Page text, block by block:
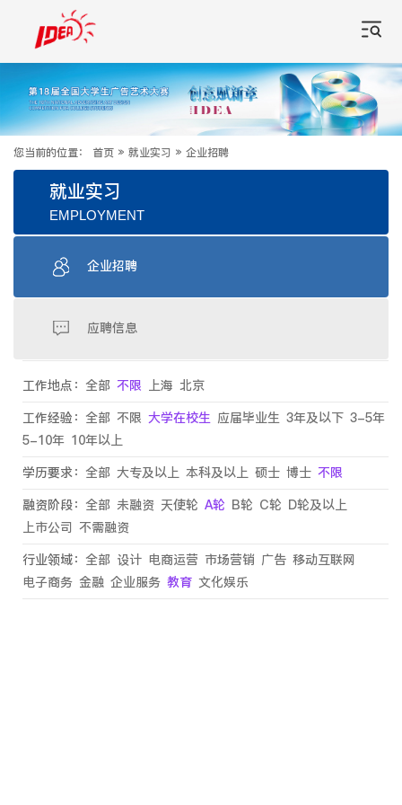
您当前的位置： 首页 » 就业实习 » 企业招聘
就业实习
EMPLOYMENT
企业招聘
应聘信息
工作地点： 全部 不限 上海 北京
工作经验： 全部 不限 大学在校生 应届毕业生 3年及以下 3-5年
5-10年 10年以上
学历要求： 全部 大专及以上 本科及以上 硕士 博士 不限
融资阶段： 全部 未融资 天使轮 A轮 B轮 C轮 D轮及以上
上市公司 不需融资
行业领域： 全部 设计 电商运营 市场营销 广告 移动互联网
电子商务 金融 企业服务 教育 文化娱乐